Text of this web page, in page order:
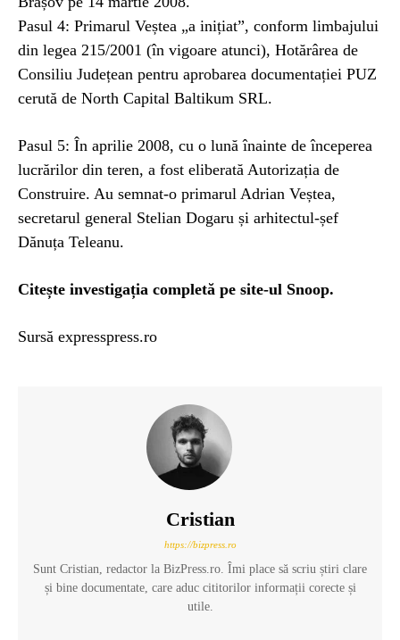
Pasul 4: Primarul Veștea „a inițiat”, conform limbajului
din legea 215/2001 (în vigoare atunci), Hotărârea de
Consiliu Județean pentru aprobarea documentației PUZ
cerută de North Capital Baltikum SRL.
Pasul 5: În aprilie 2008, cu o lună înainte de începerea
lucrărilor din teren, a fost eliberată Autorizația de
Construire. Au semnat-o primarul Adrian Veștea,
secretarul general Stelian Dogaru și arhitectul-șef
Dănuța Teleanu.
Citește investigația completă pe site-ul Snoop.
Sursă expresspress.ro
Cristian
https://bizpress.ro
Sunt Cristian, redactor la BizPress.ro. Îmi place să scriu știri clare
și bine documentate, care aduc cititorilor informații corecte și
utile.